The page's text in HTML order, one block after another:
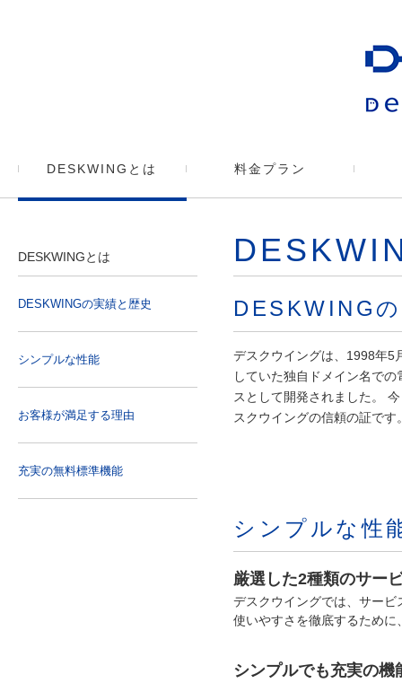
DESKWINGとは 料金プラン
DESKWING
デスクウイングは、1998年5
していた独自ドメイン名で
スとして開発されました。
スクウイングの信頼の証です
シンプルな性
厳選した2種類のサー
デスクウイングでは、サー
使いやすさを徹底するため
シンプルでも充実の機
DESKWINGとは
DESKWINGの実績と歴史
シンプルな性能
お客様が満足する理由
充実の無料標準機能